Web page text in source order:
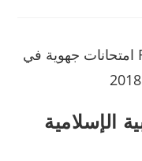
الإسلامية